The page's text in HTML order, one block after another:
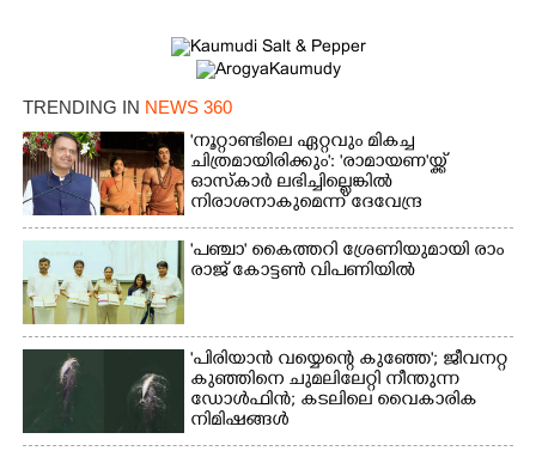
TRENDING IN NEWS 360
'നൂറ്റാണ്ടിലെ ഏറ്റവും മികച്ച
ചിത്രമായിരിക്കും': 'രാമായണ'യ്ക്ക്
ഓസ്കാ‌ർ ലഭിച്ചില്ലെങ്കിൽ
നിരാശനാകുമെന്ന് ദേവേന്ദ്ര
ഫഡ്നാവിസ്
'​പ​ഞ്ചാ​'​ ​കൈ​ത്ത​റി​ ​ശ്രേ​ണി​യു​മാ​യി​ ​രാം​
രാ​ജ് ​കോ​ട്ടൺ വിപണിയിൽ
'പിരിയാൻ വയ്യെന്റെ കുഞ്ഞേ'; ജീവനറ്റ
കുഞ്ഞിനെ ചുമലിലേറ്റി നീന്തുന്ന
ഡോൾഫിൻ; കടലിലെ വൈകാരിക
നിമിഷങ്ങൾ